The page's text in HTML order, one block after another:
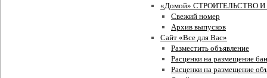
«Домой» СТРОИТЕЛЬСТВО
Свежий номер
Архив выпусков
Сайт «Все для Вас»
Разместить объявление
Расценки на размещение
Расценки на размещение